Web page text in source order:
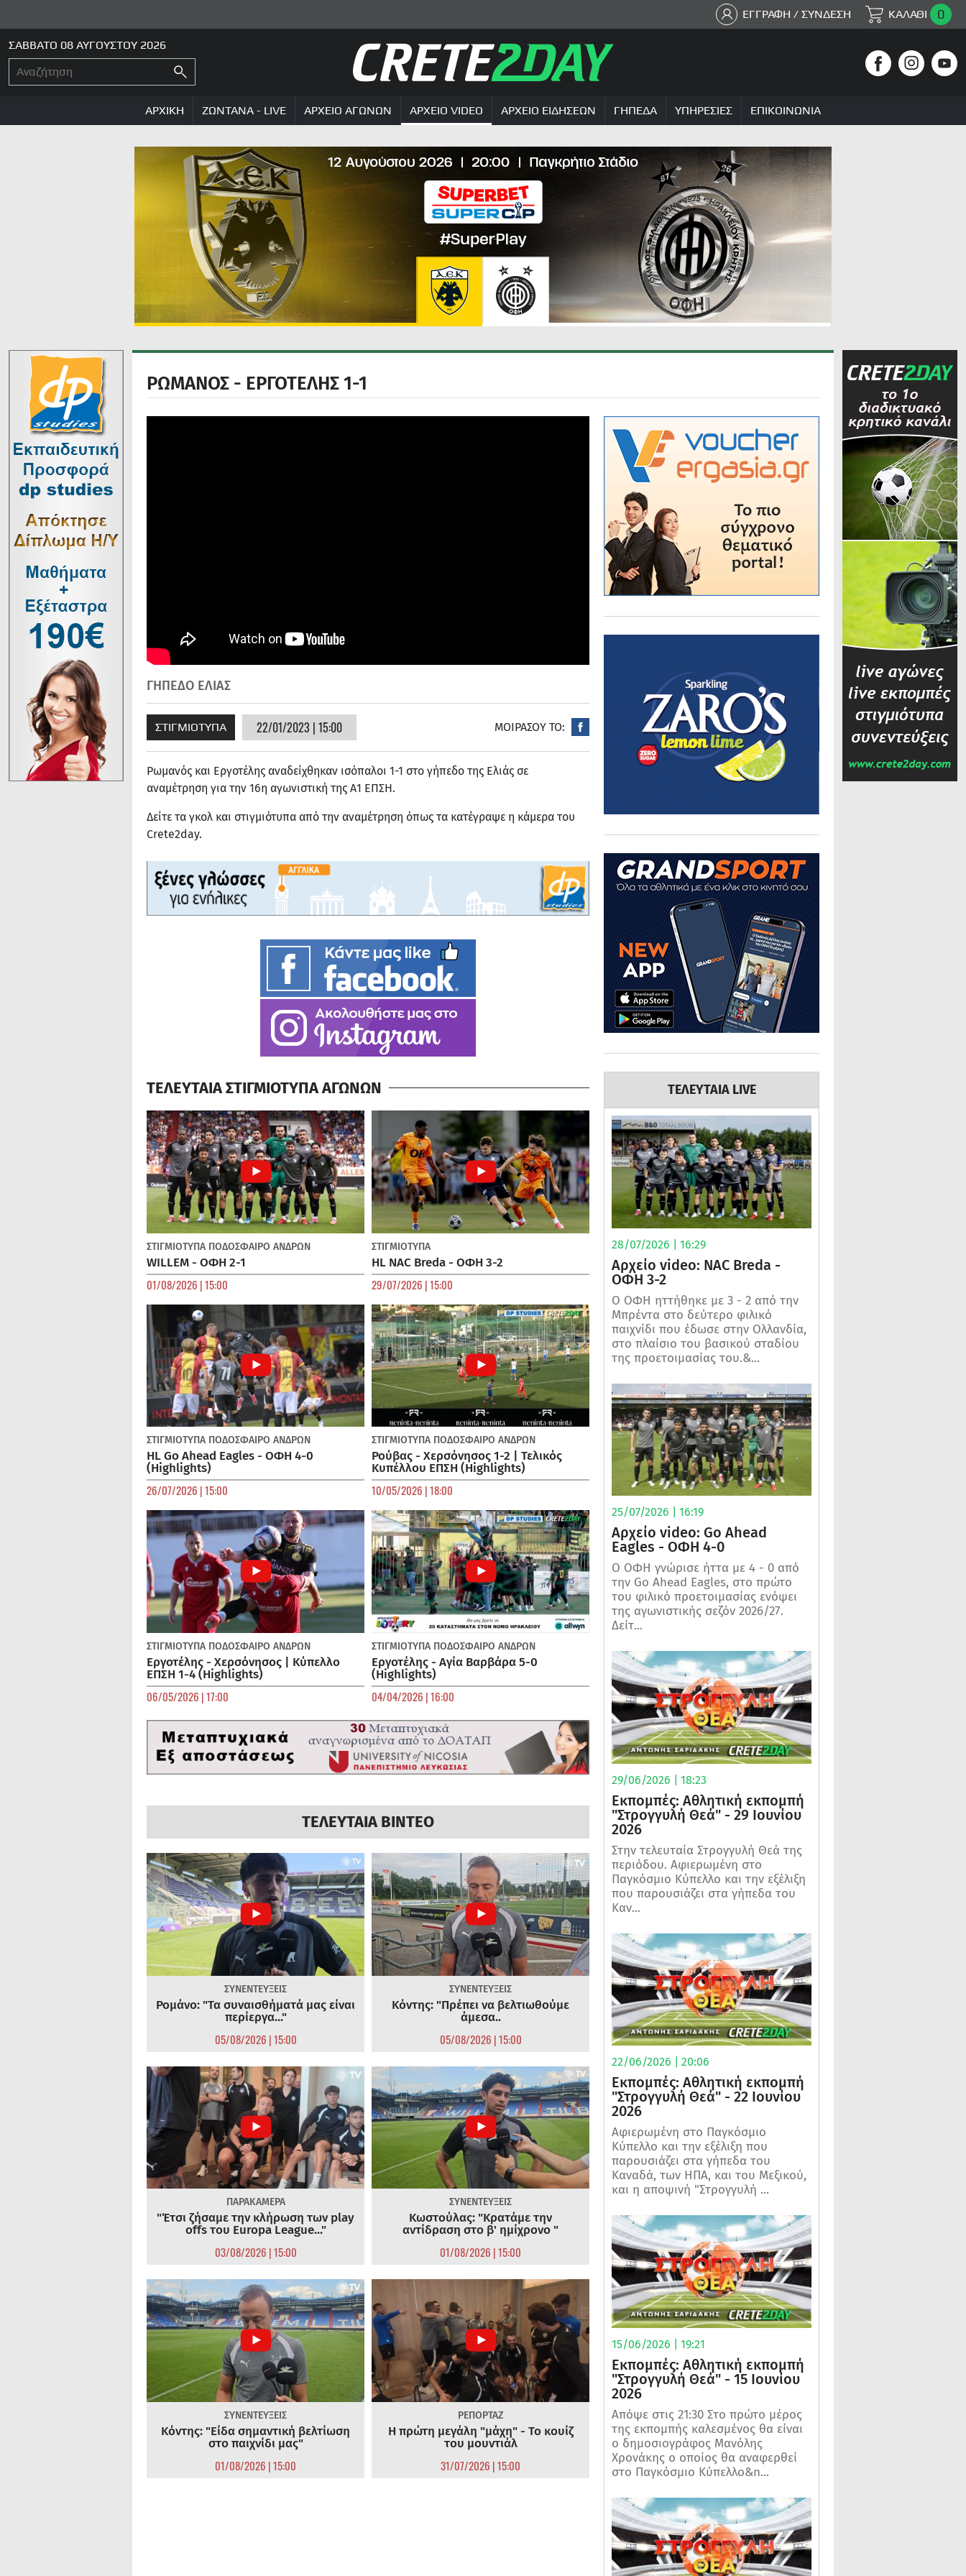
ΕΓΓΡΑΦΗ / ΣΥΝΔΕΣΗ ΚΑΛΑΘΙ 0
ΣΑΒΒΑΤΟ 08 ΑΥΓΟΥΣΤΟΥ 2026
ΑΡΧΙΚΗ ΖΩΝΤΑΝΑ - LIVE ΑΡΧΕΙΟ ΑΓΩΝΩΝ ΑΡΧΕΙΟ VIDEO ΑΡΧΕΙΟ ΕΙΔΗΣΕΩΝ ΓΗΠΕΔΑ ΥΠΗΡΕΣΙΕΣ ΕΠΙΚΟΙΝΩΝΙΑ
ΡΩΜΑΝΟΣ - ΕΡΓΟΤΕΛΗΣ 1-1
ΓΗΠΕΔΟ ΕΛΙΑΣ
ΣΤΙΓΜΙΟΤΥΠΑ 22/01/2023 | 15:00 ΜΟΙΡΑΣΟΥ ΤΟ:
Ρωμανός και Εργοτέλης αναδείχθηκαν ισόπαλοι 1-1 στο γήπεδο της Ελιάς σε
αναμέτρηση για την 16η αγωνιστική της Α1 ΕΠΣΗ.
Δείτε τα γκολ και στιγμιότυπα από την αναμέτρηση όπως τα κατέγραψε η κάμερα του
Crete2day.
ΤΕΛΕΥΤΑΙΑ ΣΤΙΓΜΙΟΤΥΠΑ ΑΓΩΝΩΝ
ΣΤΙΓΜΙΟΤΥΠΑ ΠΟΔΌΣΦΑΙΡΟ ΑΝΔΡΏΝ
WILLEM - ΟΦΗ 2-1
01/08/2026 | 15:00
ΣΤΙΓΜΙΟΤΥΠΑ
HL NAC Breda - ΟΦΗ 3-2
29/07/2026 | 15:00
ΣΤΙΓΜΙΟΤΥΠΑ ΠΟΔΌΣΦΑΙΡΟ ΑΝΔΡΏΝ
HL Go Ahead Eagles - ΟΦΗ 4-0
(Highlights)
26/07/2026 | 15:00
ΣΤΙΓΜΙΟΤΥΠΑ ΠΟΔΌΣΦΑΙΡΟ ΑΝΔΡΏΝ
Ρούβας - Χερσόνησος 1-2 | Τελικός
Κυπέλλου ΕΠΣΗ (Highlights)
10/05/2026 | 18:00
ΣΤΙΓΜΙΟΤΥΠΑ ΠΟΔΌΣΦΑΙΡΟ ΑΝΔΡΏΝ
Εργοτέλης - Χερσόνησος | Κύπελλο
ΕΠΣΗ 1-4 (Highlights)
06/05/2026 | 17:00
ΣΤΙΓΜΙΟΤΥΠΑ ΠΟΔΌΣΦΑΙΡΟ ΑΝΔΡΏΝ
Εργοτέλης - Αγία Βαρβάρα 5-0
(Highlights)
04/04/2026 | 16:00
ΤΕΛΕΥΤΑΙΑ ΒΙΝΤΕΟ
ΣΥΝΕΝΤΕΥΞΕΙΣ
Ρομάνο: "Τα συναισθήματά μας είναι
περίεργα..."
05/08/2026 | 15:00
ΣΥΝΕΝΤΕΥΞΕΙΣ
Κόντης: "Πρέπει να βελτιωθούμε
άμεσα..
05/08/2026 | 15:00
ΠΑΡΑΚΑΜΕΡΑ
"Έτσι ζήσαμε την κλήρωση των play
offs του Europa League..."
03/08/2026 | 15:00
ΣΥΝΕΝΤΕΥΞΕΙΣ
Κωστούλας: "Κρατάμε την
αντίδραση στο β' ημίχρονο "
01/08/2026 | 15:00
ΣΥΝΕΝΤΕΥΞΕΙΣ
Κόντης: "Είδα σημαντική βελτίωση
στο παιχνίδι μας"
01/08/2026 | 15:00
ΡΕΠΟΡΤΑΖ
Η πρώτη μεγάλη "μάχη" - Το κουίζ
του μουντιάλ
31/07/2026 | 15:00
ΤΕΛΕΥΤΑΙΑ LIVE
28/07/2026 | 16:29
Αρχείο video: NAC Breda -
ΟΦΗ 3-2
Ο ΟΦΗ ηττήθηκε με 3 - 2 από την
Μπρέντα στο δεύτερο φιλικό
παιχνίδι που έδωσε στην Ολλανδία,
στο πλαίσιο του βασικού σταδίου
της προετοιμασίας του.&...
25/07/2026 | 16:19
Αρχείο video: Go Ahead
Eagles - ΟΦΗ 4-0
Ο ΟΦΗ γνώρισε ήττα με 4 - 0 από
την Go Ahead Eagles, στο πρώτο
του φιλικό προετοιμασίας ενόψει
της αγωνιστικής σεζόν 2026/27.
Δείτ...
29/06/2026 | 18:23
Εκπομπές: Αθλητική εκπομπή
"Στρογγυλή Θεά" - 29 Ιουνίου
2026
Στην τελευταία Στρογγυλή Θεά της
περιόδου. Αφιερωμένη στο
Παγκόσμιο Κύπελλο και την εξέλιξη
που παρουσιάζει στα γήπεδα του
Καν...
22/06/2026 | 20:06
Εκπομπές: Αθλητική εκπομπή
"Στρογγυλή Θεά" - 22 Ιουνίου
2026
Αφιερωμένη στο Παγκόσμιο
Κύπελλο και την εξέλιξη που
παρουσιάζει στα γήπεδα του
Καναδά, των ΗΠΑ, και του Μεξικού,
και η αποψινή "Στρογγυλή ...
15/06/2026 | 19:21
Εκπομπές: Αθλητική εκπομπή
"Στρογγυλή Θεά" - 15 Ιουνίου
2026
Απόψε στις 21:30 Στο πρώτο μέρος
της εκπομπής καλεσμένος θα είναι
ο δημοσιογράφος Μανόλης
Χρονάκης ο οποίος θα αναφερθεί
στο Παγκόσμιο Κύπελλο&n...